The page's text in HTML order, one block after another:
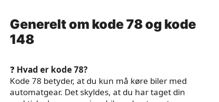
Generelt om kode 78 og kode
148
❓ Hvad er kode 78?
Kode 78 betyder, at du kun må køre biler med
automatgear. Det skyldes, at du har taget din